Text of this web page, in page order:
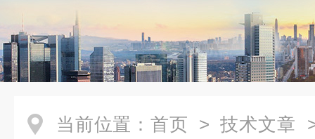
当前位置： 首页 > 技术文章